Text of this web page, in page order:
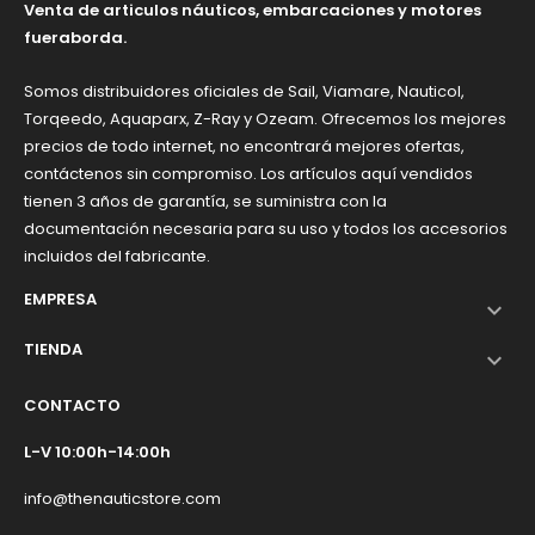
tamaño o con suelo completo.
amarre ni mucho espacio de almacenamiento. También son
interesantes para usuarios de furgoneta, camper,
autocaravana o segunda vivienda cerca del mar.
¿Son iguales que una barca
hinchable de playa?
hinchable
, una barca neumática náutica con
mismo que una barca hinchable básica de playa.
uso más serio: pueden ofrecer mayor estabilidad, mejor
tranquilas.
Venta de articulos náuticos, embarcaciones y motores
fueraborda.
Somos distribuidores oficiales de Sail, Viamare, Nauticol,
Torqeedo, Aquaparx, Z-Ray y Ozeam. Ofrecemos los mejores
precios de todo internet, no encontrará mejores ofertas,
contáctenos sin compromiso. Los artículos aquí vendidos
tienen 3 años de garantía, se suministra con la
documentación necesaria para su uso y todos los accesorios
incluidos del fabricante.
EMPRESA

TIENDA 
CONTACTO
L-V 10:00h-14:00h
info@thenauticstore.com